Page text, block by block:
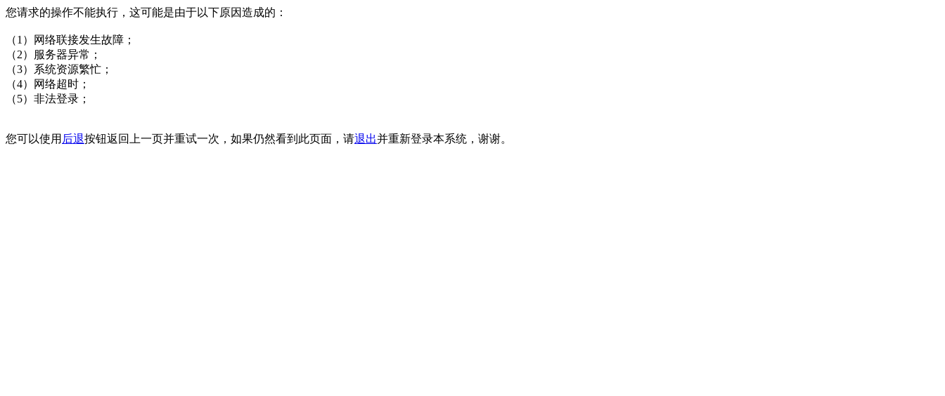
您请求的操作不能执行，这可能是由于以下原因造成的：
（1）网络联接发生故障；
（2）服务器异常；
（3）系统资源繁忙；
（4）网络超时；
（5）非法登录；
您可以使用 后退按钮返回上一页并重试一次，如果仍然看到此页面，请退出并重新登录本系统，谢谢。